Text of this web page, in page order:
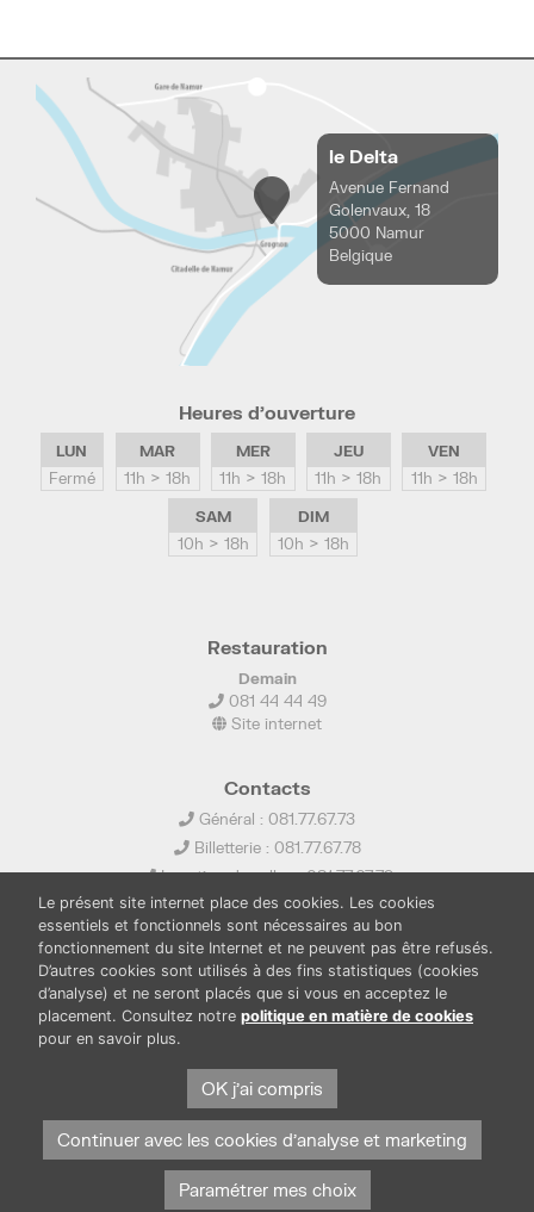
le Delta
Avenue Fernand
Golenvaux, 18
5000 Namur
Belgique
Heures d’ouverture
LUN
Fermé
MAR
11h > 18h
MER
11h > 18h
JEU
11h > 18h
VEN
11h > 18h
SAM
10h > 18h
DIM
10h > 18h
Restauration
Demain
081 44 44 49
Site internet
Contacts
Général : 081.77.67.73
Billetterie : 081.77.67.78
Location de salles : 081.77.67.79
info@ledelta.be
BOUTIQUE
Protection des données et cookies Mentions légales
Le présent site internet place des cookies. Les cookies
essentiels et fonctionnels sont nécessaires au bon
fonctionnement du site Internet et ne peuvent pas être refusés.
D’autres cookies sont utilisés à des fins statistiques (cookies
d’analyse) et ne seront placés que si vous en acceptez le
placement. Consultez notre politique en matière de cookies
pour en savoir plus.
OK j'ai compris
Continuer avec les cookies d'analyse et marketing
Paramétrer mes choix